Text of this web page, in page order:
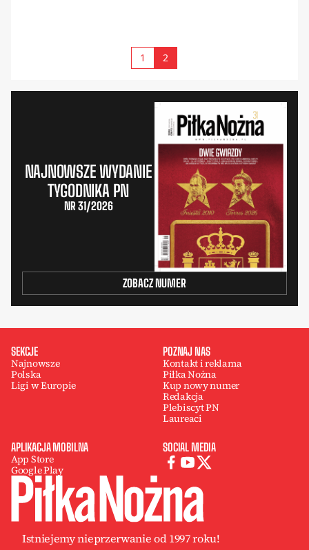
1 2
NAJNOWSZE WYDANIE
TYGODNIKA PN
NR 31/2026
ZOBACZ NUMER
SEKCJE
Najnowsze
Polska
Ligi w Europie
POZNAJ NAS
Kontakt i reklama
Piłka Nożna
Kup nowy numer
Redakcja
Plebiscyt PN
Laureaci
APLIKACJA MOBILNA
App Store
Google Play
SOCIAL MEDIA
Istniejemy nieprzerwanie od 1997 roku!